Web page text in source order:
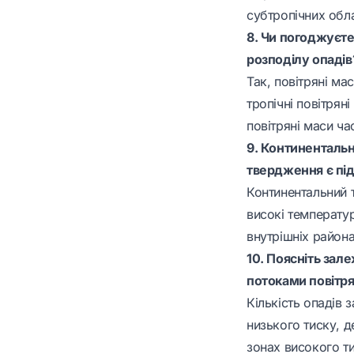
субтропічних
8. Чи
розподілу
Так, повітряні
тропічні
повітряні маси
9.
твердження є
Континентальний
високі
внутрішніх
10. Поясніть
потоками
Кількість опадів
низького тиску,
зонах високого